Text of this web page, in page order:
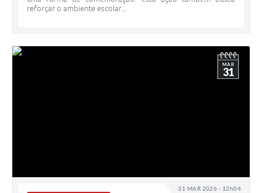
reforçar o ambiente escolar...
31 MAR 2026 - 12h04
MAR
31